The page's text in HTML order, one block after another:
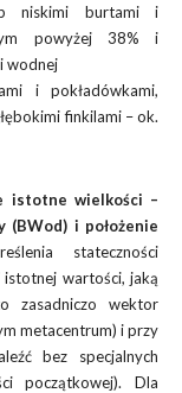
niskimi burtami i
powyżej 38% i
wodnej
i pokładówkami,
finkilami – ok.
istotne wielkości –
(BWod) i położenie
stateczności
istotnej wartości, jaką
zasadniczo wektor
metacentrum) i przy
bez specjalnych
początkowej). Dla